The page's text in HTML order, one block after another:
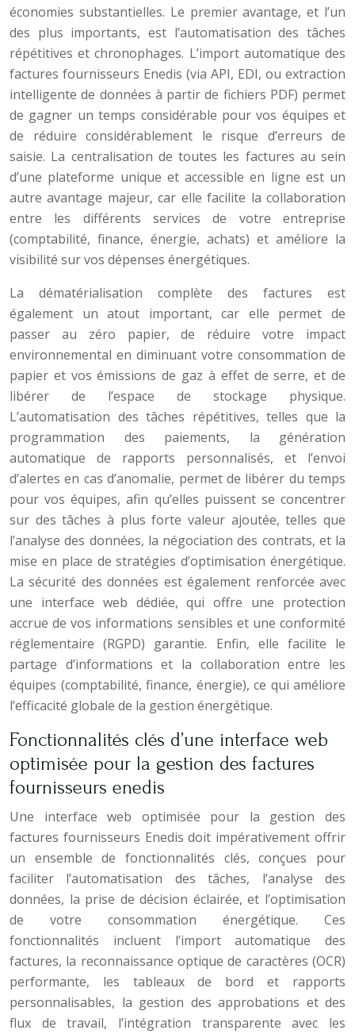
économies substantielles. Le premier avantage, et l’un
des plus importants, est l’automatisation des tâches
répétitives et chronophages. L’import automatique des
factures fournisseurs Enedis (via API, EDI, ou extraction
intelligente de données à partir de fichiers PDF) permet
de gagner un temps considérable pour vos équipes et
de réduire considérablement le risque d’erreurs de
saisie. La centralisation de toutes les factures au sein
d’une plateforme unique et accessible en ligne est un
autre avantage majeur, car elle facilite la collaboration
entre les différents services de votre entreprise
(comptabilité, finance, énergie, achats) et améliore la
visibilité sur vos dépenses énergétiques.
La dématérialisation complète des factures est
également un atout important, car elle permet de
passer au zéro papier, de réduire votre impact
environnemental en diminuant votre consommation de
papier et vos émissions de gaz à effet de serre, et de
libérer de l’espace de stockage physique.
L’automatisation des tâches répétitives, telles que la
programmation des paiements, la génération
automatique de rapports personnalisés, et l’envoi
d’alertes en cas d’anomalie, permet de libérer du temps
pour vos équipes, afin qu’elles puissent se concentrer
sur des tâches à plus forte valeur ajoutée, telles que
l’analyse des données, la négociation des contrats, et la
mise en place de stratégies d’optimisation énergétique.
La sécurité des données est également renforcée avec
une interface web dédiée, qui offre une protection
accrue de vos informations sensibles et une conformité
réglementaire (RGPD) garantie. Enfin, elle facilite le
partage d’informations et la collaboration entre les
équipes (comptabilité, finance, énergie), ce qui améliore
l’efficacité globale de la gestion énergétique.
Fonctionnalités clés d’une interface web
optimisée pour la gestion des factures
fournisseurs enedis
Une interface web optimisée pour la gestion des
factures fournisseurs Enedis doit impérativement offrir
un ensemble de fonctionnalités clés, conçues pour
faciliter l’automatisation des tâches, l’analyse des
données, la prise de décision éclairée, et l’optimisation
de votre consommation énergétique. Ces
fonctionnalités incluent l’import automatique des
factures, la reconnaissance optique de caractères (OCR)
performante, les tableaux de bord et rapports
personnalisables, la gestion des approbations et des
flux de travail, l’intégration transparente avec les